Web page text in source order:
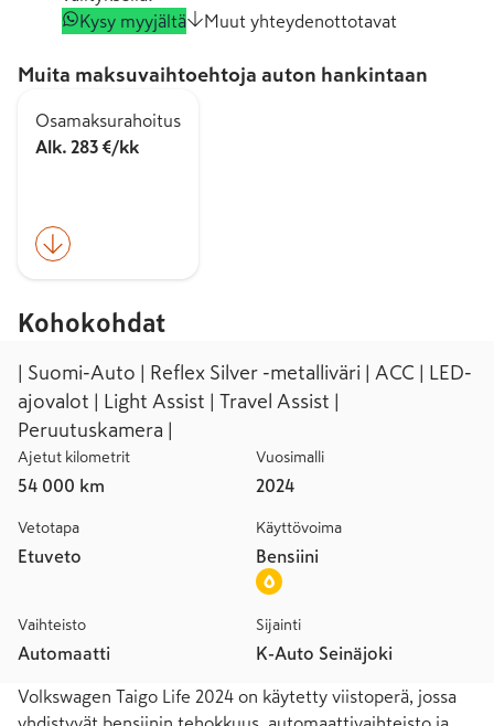
Kysy myyjältä
Muut yhteydenottotavat
Muita maksuvaihtoehtoja auton hankintaan
Osamaksurahoitus
Alk. 283 €/kk
Kohokohdat
| Suomi-Auto | Reflex Silver -metalliväri | ACC | LED-
ajovalot | Light Assist | Travel Assist |
Peruutuskamera |
Ajetut kilometrit
54 000 km
Vuosimalli
2024
Vetotapa
Etuveto
Käyttövoima
Bensiini
Vaihteisto
Automaatti
Sijainti
K-Auto Seinäjoki
Volkswagen Taigo Life 2024 on käytetty viistoperä, jossa